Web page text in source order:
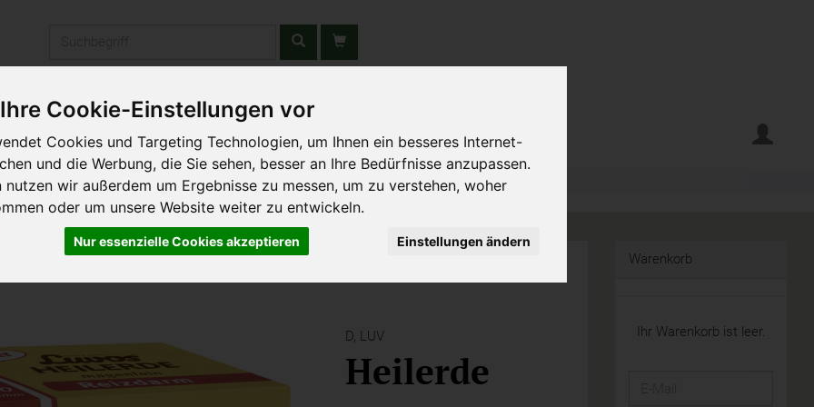
Cookie-Einstellungen vor
Cookies und Targeting Technologien, um Ihnen ein besseres Internet-
und die Werbung, die Sie sehen, besser an Ihre Bedürfnisse anzupassen.
nutzen wir außerdem um Ergebnisse zu messen, um zu verstehen, woher
oder um unsere Website weiter zu entwickeln.
Nur essenzielle Cookies akzeptieren Einstellungen ändern
& Schulen Liefergebiet Wochenmarkt
D, LUV
Heilerde
Warenkorb
Ihr Warenkorb ist leer.